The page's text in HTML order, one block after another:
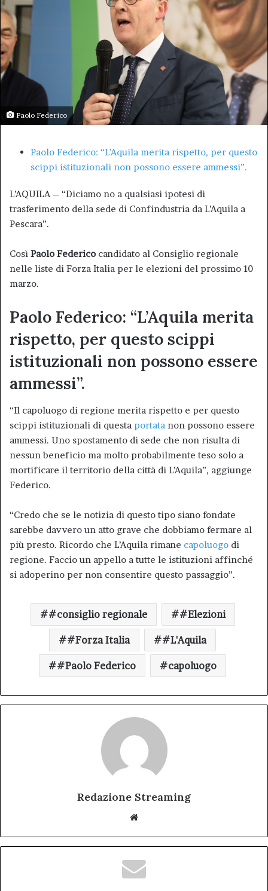
Paolo Federico
Paolo Federico: “L’Aquila merita rispetto, per questo
scippi istituzionali non possono essere ammessi”.
L’AQUILA – “Diciamo no a qualsiasi ipotesi di
trasferimento della sede di Confindustria da L’Aquila a
Pescara”.
Così Paolo Federico candidato al Consiglio regionale
nelle liste di Forza Italia per le elezioni del prossimo 10
marzo.
Paolo Federico: “L’Aquila merita
rispetto, per questo scippi
istituzionali non possono essere
ammessi”.
“Il capoluogo di regione merita rispetto e per questo
scippi istituzionali di questa portata non possono essere
ammessi. Uno spostamento di sede che non risulta di
nessun beneficio ma molto probabilmente teso solo a
mortificare il territorio della città di L’Aquila”, aggiunge
Federico.
“Credo che se le notizia di questo tipo siano fondate
sarebbe davvero un atto grave che dobbiamo fermare al
più presto. Ricordo che L’Aquila rimane capoluogo di
regione. Faccio un appello a tutte le istituzioni affinché
si adoperino per non consentire questo passaggio”.
#consiglio regionale #Elezioni
#Forza Italia #L'Aquila
#Paolo Federico capoluogo
Redazione Streaming